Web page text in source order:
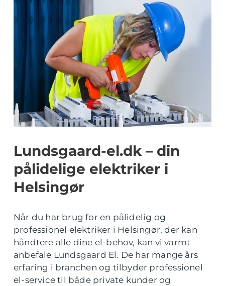
Lundsgaard-el.dk – din
pålidelige elektriker i
Helsingør
Når du har brug for en pålidelig og
professionel elektriker i Helsingør, der kan
håndtere alle dine el-behov, kan vi varmt
anbefale Lundsgaard El. De har mange års
erfaring i branchen og tilbyder professionel
el-service til både private kunder og